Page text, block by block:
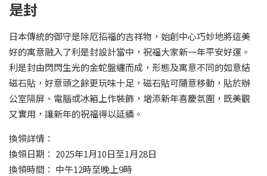
是封
日本傳統的御守是除厄招福的吉祥物，始創中心巧妙地將這美
好的寓意融入了利是封設計當中，祝福大家新一年平安好運。
利是封由閃閃生光的金蛇盤纏而成，形態及寓意不同的如意結
磁石貼，好意頭之餘更玩味十足，磁石貼可隨意移動，貼於辦
公室隔屏、電腦或冰箱上作裝飾，增添新年喜慶氛圍，既美觀
又實用，讓新年的祝福得以延續。
換領詳情：
換領日期： 2025年1月10日至1月28日
換領時間： 中午12時至晚上9時